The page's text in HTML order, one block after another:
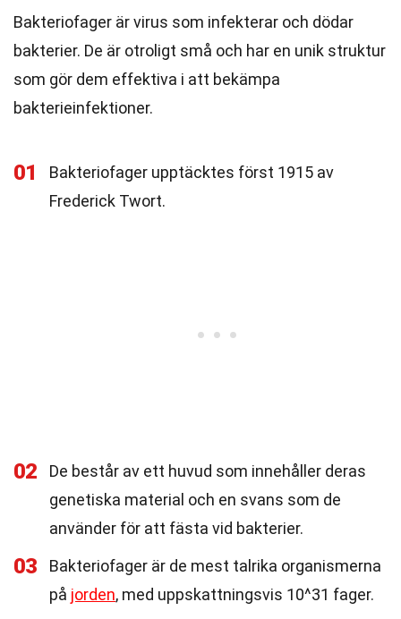
Bakteriofager är virus som infekterar och dödar
bakterier. De är otroligt små och har en unik struktur
som gör dem effektiva i att bekämpa
bakterieinfektioner.
01
Bakteriofager upptäcktes först 1915 av
Frederick Twort.
02
De består av ett huvud som innehåller deras
genetiska material och en svans som de
använder för att fästa vid bakterier.
03
Bakteriofager är de mest talrika organismerna
på jorden, med uppskattningsvis 10^31 fager.